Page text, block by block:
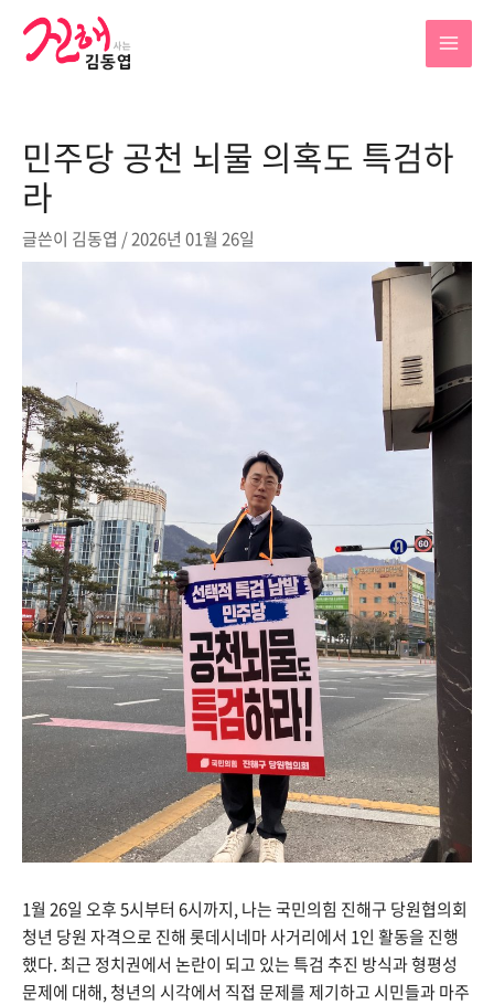
민주당 공천 뇌물 의혹도 특검하
라
글쓴이 김동엽 /2026년 01월 26일
1월 26일 오후 5시부터 6시까지, 나는 국민의힘 진해구 당원협의회
청년 당원 자격으로 진해 롯데시네마 사거리에서 1인 활동을 진행
했다. 최근 정치권에서 논란이 되고 있는 특검 추진 방식과 형평성
문제에 대해, 청년의 시각에서 직접 문제를 제기하고 시민들과 마주